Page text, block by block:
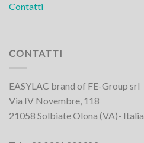
Contatti
CONTATTI
EASYLAC brand of FE-Group srl
Via IV Novembre, 118
21058 Solbiate Olona (VA)- Italia